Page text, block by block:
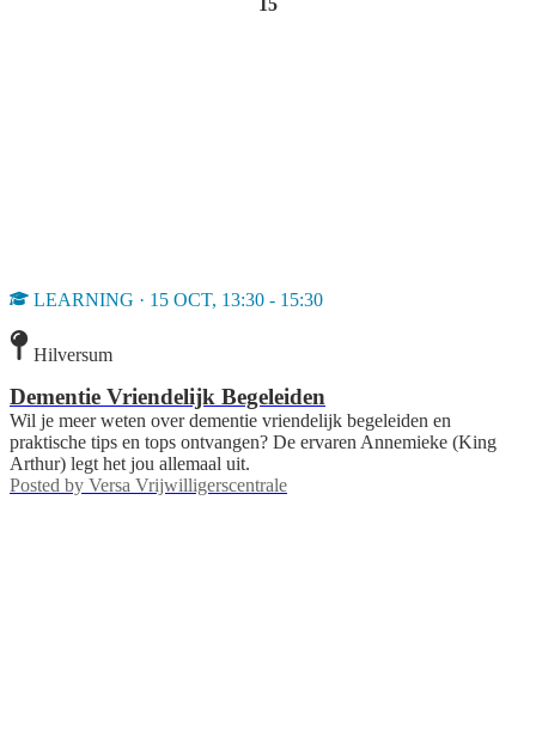
LEARNING · 15 OCT, 13:30 - 15:30
Hilversum
Dementie Vriendelijk Begeleiden
Wil je meer weten over dementie vriendelijk begeleiden en
praktische tips en tops ontvangen? De ervaren Annemieke (King
Arthur) legt het jou allemaal uit.
Posted by Versa Vrijwilligerscentrale